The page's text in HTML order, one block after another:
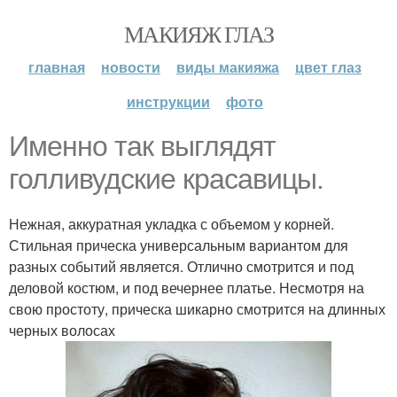
МАКИЯЖ ГЛАЗ
главная новости виды макияжа
цвет глаз
инструкции
фото
Именно так выглядят
голливудские красавицы.
Нежная, аккуратная укладка с объемом у корней.
Стильная прическа универсальным вариантом для
разных событий является. Отлично смотрится и под
деловой костюм, и под вечернее платье. Несмотря на
свою простоту, прическа шикарно смотрится на длинных
черных волосах